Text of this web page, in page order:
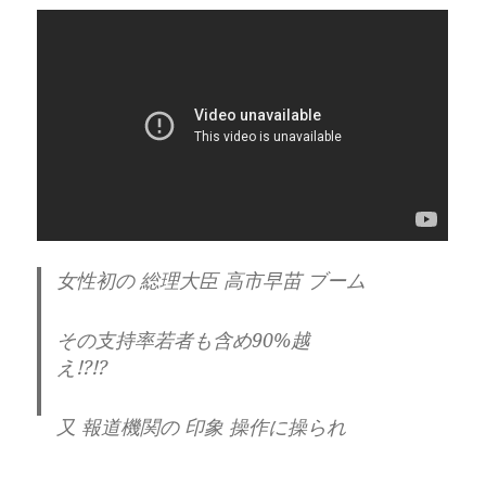
女性初の 総理大臣 高市早苗 ブーム
その支持率若者も含め90%越
え⁉️⁉️
又 報道機関の 印象 操作に操られ